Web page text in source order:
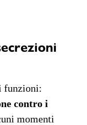
funzioni:
contro i
momenti